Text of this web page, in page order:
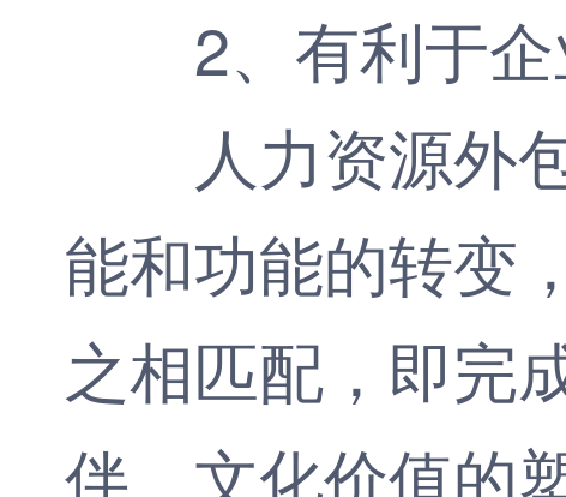
2、有利于
人力资源外包
能和功能的转变
之相匹配，即完
伴、文化价值的